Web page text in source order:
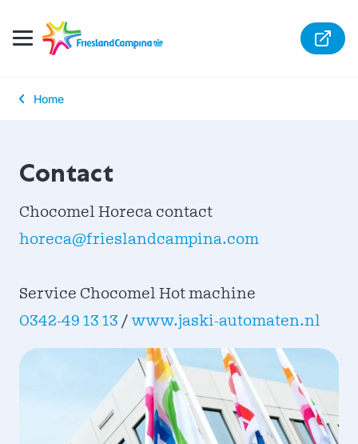
Home
Contact
Chocomel Horeca contact
horeca@frieslandcampina.com
Service Chocomel Hot machine
0342-49 13 13/www.jaski-automaten.nl